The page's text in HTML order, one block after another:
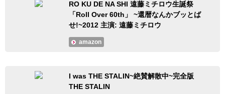
RO KU DE NA SHI 遠藤ミチロウ生誕祭
「Roll Over 60th」 ~還暦なんかブッとば
せ!~2012 主演: 遠藤ミチロウ
amazon
I was THE STALIN~絶賛解散中~完全版
THE STALIN